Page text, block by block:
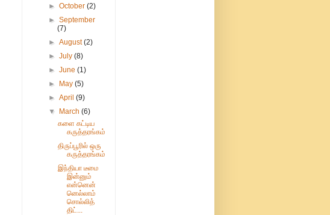
►October(2)
►September
(7)
►August(2)
►July(8)
►June(1)
►
May(5)
►April(9)
▼
March(6)
களை கட்டிய
கருத்தரங்கம்
திருப்பூரில் ஒரு
கருத்தரங்கம்
இந்தியா டீமை
இன்னும்
என்னென்
னெல்லாம்
சொல்லித்
திட்...